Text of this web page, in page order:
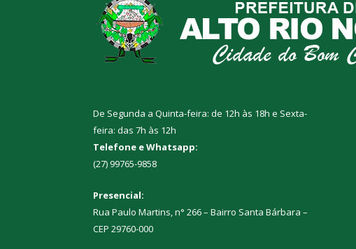
De Segunda a Quinta-feira: de 12h às 18h e Sexta-
feira: das 7h às 12h
Telefone e Whatsapp:
(27) 99765-9858
Presencial:
Rua Paulo Martins, n° 266 – Bairro Santa Bárbara –
CEP 29760-000